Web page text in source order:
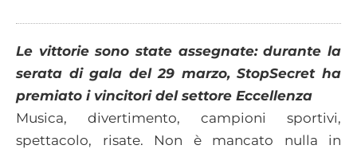
Le vittorie sono state assegnate: durante la
serata di gala del 29 marzo, StopSecret ha
premiato i vincitori del settore Eccellenza
Musica, divertimento, campioni sportivi,
spettacolo, risate. Non è mancato nulla in